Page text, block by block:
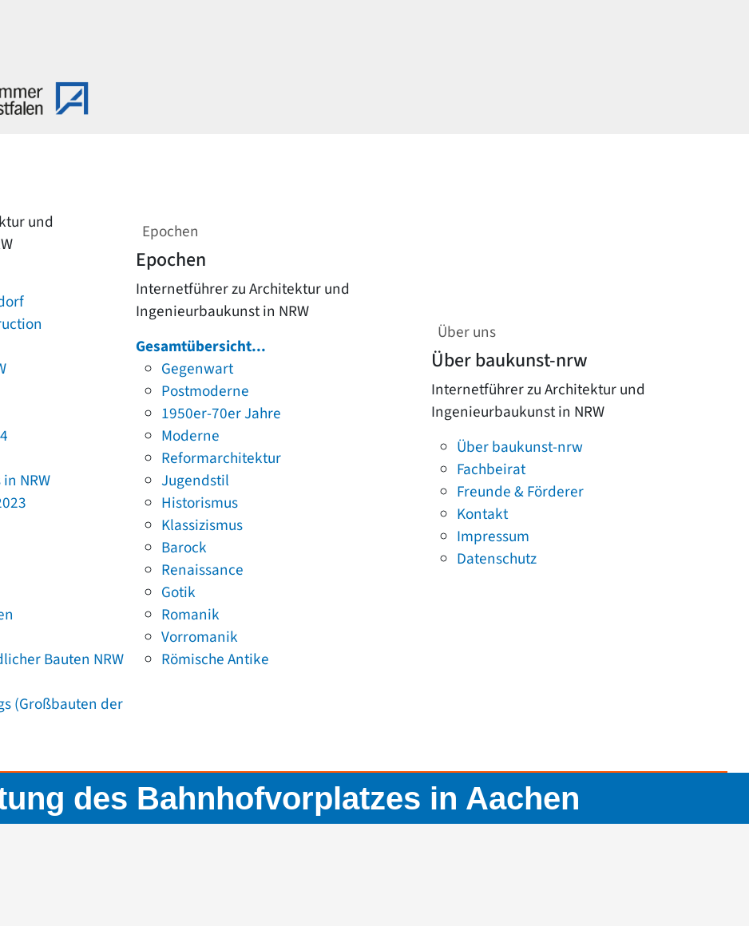
und
NRW
Bauten NRW
(Großbauten der
Epochen
Epochen
Internetführer zu Architektur und
Ingenieurbaukunst in NRW
Gesamtübersicht...
Gegenwart
Postmoderne
1950er-70er Jahre
Moderne
Reformarchitektur
Jugendstil
Historismus
Klassizismus
Barock
Renaissance
Gotik
Romanik
Vorromanik
Römische Antike
Über uns
Über baukunst-nrw
Internetführer zu Architektur und
Ingenieurbaukunst in NRW
Über baukunst-nrw
Fachbeirat
Freunde & Förderer
Kontakt
Impressum
Datenschutz
des Bahnhofvorplatzes in Aachen